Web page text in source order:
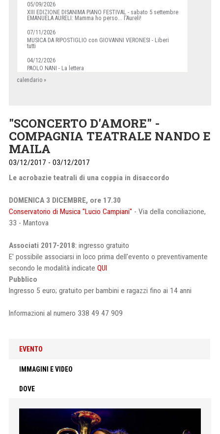
05/09/2026
XIII EDIZIONE DISANIMA PIANO FESTIVAL - sabato 5 settembre
EMANUELA AURELI: Mamma ho perso... l'Aureli!
07/11/2026
MUSICA DA RIPOSTIGLIO con GIOVANNI VERONESI - Liberi
tutti
04/12/2026
PAOLO NANI - La lettera
calendario »
"SCONCERTO D'AMORE" -
COMPAGNIA TEATRALE NANDO E
MAILA
03/12/2017 - 03/12/2017
Le acrobazie teatrali di una coppia in disaccordo
DOMENICA 3 DICEMBRE, ore 17.30
Conservatorio di Musica "Lucio Campiani" - Via della conciliazione,
33 - Mantova
Associati 2017-2018: ingresso gratuito
E' possibile associarsi in loco prima dell'evento o preventivamente
secondo le modalità indicate QUI
Pubblico
Ingresso 5 euro; gratuito per bambini e ragazzi fino ai 14 anni
Informazioni al numero 338 49 47 909
EVENTO
IMMAGINI E VIDEO
DOVE